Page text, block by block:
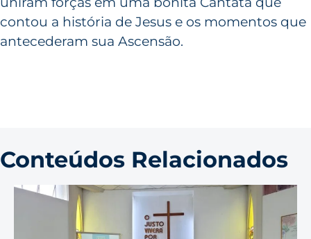
contou a história de Jesus e os momentos que
antecederam sua Ascensão.
Conteúdos Relacionados